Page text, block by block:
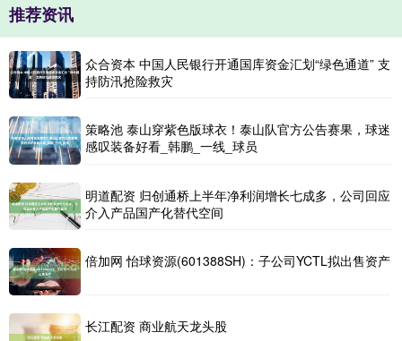
推荐资讯
众合资本 中国人民银行开通国库资金汇划“绿色通道” 支
持防汛抢险救灾
策略池 泰山穿紫色版球衣！泰山队官方公告赛果，球迷
感叹装备好看_韩鹏_一线_球员
明道配资 归创通桥上半年净利润增长七成多，公司回应
介入产品国产化替代空间
倍加网 怡球资源(601388SH)：子公司YCTL拟出售资产
长江配资 商业航天龙头股